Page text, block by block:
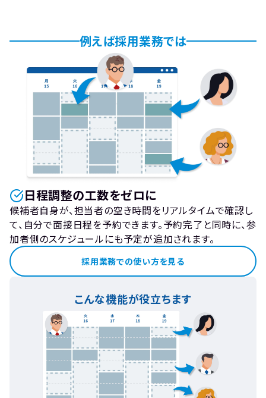
例えば採用業務では
日程調整の工数をゼロに
候補者自身が、担当者の空き時間をリアルタイムで確認し
て、自分で面接日程を予約できます。予約完了と同時に、参
加者側のスケジュールにも予定が追加されます。
採用業務での使い方を見る
こんな機能が役立ちます